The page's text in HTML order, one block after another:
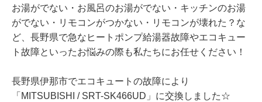
お湯がでない・お風呂のお湯がでない・キッチンのお湯
がでない・リモコンがつかない・リモコンが壊れた？な
ど、長野県で急なヒートポンプ給湯器故障やエコキュー
ト故障といったお悩みの際も私たちにお任せください！
長野県伊那市でエコキュートの故障により
「MITSUBISHI / SRT-SK466UD」に交換しました☆